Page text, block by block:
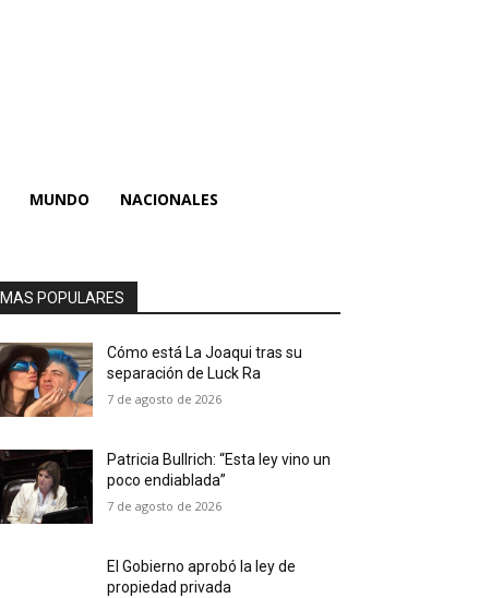
MUNDO NACIONALES
MAS POPULARES
Cómo está La Joaqui tras su
separación de Luck Ra
7 de agosto de 2026
Patricia Bullrich: “Esta ley vino un
poco endiablada”
7 de agosto de 2026
El Gobierno aprobó la ley de
propiedad privada